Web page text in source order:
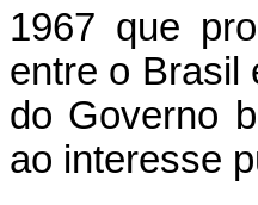
1967 que
entre o Brasil
do Governo
ao interesse